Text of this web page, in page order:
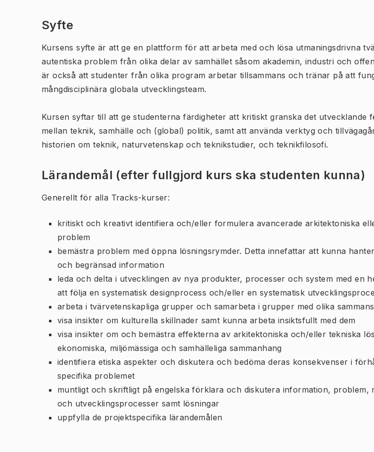
Syfte
Kursens syfte är att ge en plattform för att arbeta med och lösa utmaningsdrivna
autentiska problem från olika delar av samhället såsom akademin, industri och
är också att studenter från olika program arbetar tillsammans och tränar på att
mångdisciplinära globala utvecklingsteam.
Kursen syftar till att ge studenterna färdigheter att kritiskt granska det utvecklande
mellan teknik, samhälle och (global) politik, samt att använda verktyg och
historien om teknik, naturvetenskap och teknikstudier, och teknikfilosofi.
Lärandemål (efter fullgjord kurs ska studenten kunna)
Generellt för alla Tracks-kurser:
kritiskt och kreativt identifiera och/eller formulera avancerade arkitektoniska
problem
bemästra problem med öppna lösningsrymder. Detta innefattar att kunna
och begränsad information
leda och delta i utvecklingen av nya produkter, processer och system med en
att följa en systematisk designprocess och/eller en systematisk
arbeta i tvärvetenskapliga grupper och samarbeta i grupper med olika
visa insikter om kulturella skillnader samt kunna arbeta insiktsfullt med dem
visa insikter om och bemästra effekterna av arkitektoniska och/eller tekniska
ekonomiska, miljömässiga och samhälleliga sammanhang
identifiera etiska aspekter och diskutera och bedöma deras konsekvenser i
specifika problemet
muntligt och skriftligt på engelska förklara och diskutera information, problem,
och utvecklingsprocesser samt lösningar
uppfylla de projektspecifika lärandemålen